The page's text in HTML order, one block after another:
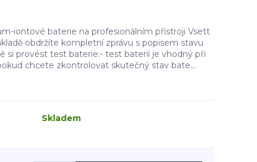
iontové baterie na profesionálním přístroji Vsett
obdržíte kompletní zprávu s popisem stavu
si provést test baterie:- test baterií je vhodný při
chcete zkontrolovat skutečný stav bate...
Skladem